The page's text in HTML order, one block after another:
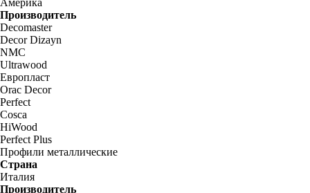
Америка
Производитель
Decomaster
Decor Dizayn
NMC
Ultrawood
Европласт
Orac Decor
Perfect
Cosca
HiWood
Perfect Plus
Профили металлические
Страна
Италия
Производитель